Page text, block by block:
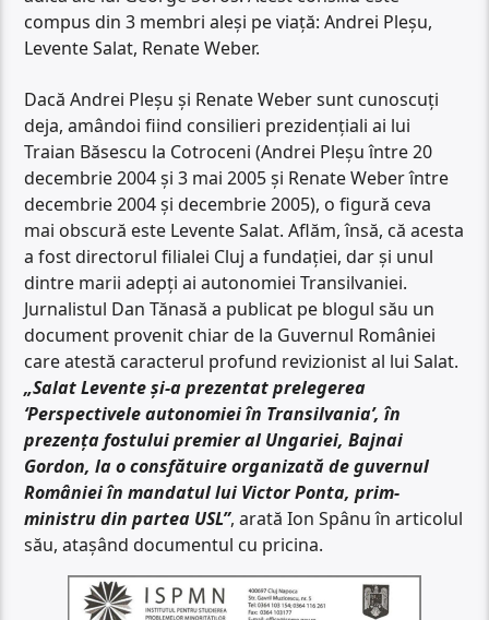
compus din 3 membri aleși pe viață: Andrei Pleșu,
Levente Salat, Renate Weber.
Dacă Andrei Pleșu și Renate Weber sunt cunoscuți
deja, amândoi fiind consilieri prezidențiali ai lui
Traian Băsescu la Cotroceni (Andrei Pleşu între 20
decembrie 2004 şi 3 mai 2005 şi Renate Weber între
decembrie 2004 şi decembrie 2005), o figură ceva
mai obscură este Levente Salat. Aflăm, însă, că acesta
a fost directorul filialei Cluj a fundației, dar și unul
dintre marii adepți ai autonomiei Transilvaniei.
Jurnalistul Dan Tănasă a publicat pe blogul său un
document provenit chiar de la Guvernul României
care atestă caracterul profund revizionist al lui Salat.
„Salat Levente şi-a prezentat prelegerea
‘Perspectivele autonomiei în Transilvania’, în
prezența fostului premier al Ungariei, Bajnai
Gordon, la o consfătuire organizată de guvernul
României în mandatul lui Victor Ponta, prim-
ministru din partea USL”, arată Ion Spânu în articolul
său, atașând documentul cu pricina.